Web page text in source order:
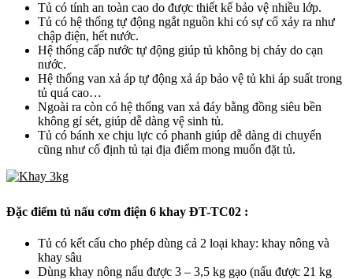
Tủ có tính an toàn cao do được thiết kế bảo vệ nhiều lớp.
Tủ có hệ thống tự động ngắt nguồn khi có sự cố xảy ra như
chập điện, hết nước.
Hệ thống cấp nước tự động giúp tủ không bị cháy do cạn
nước.
Hệ thống van xả áp tự động xả áp bảo vệ tủ khi áp suất trong
tủ quá cao…
Ngoài ra còn có hệ thống van xả đáy bằng đồng siêu bền
không gỉ sét, giúp dễ dàng vệ sinh tủ.
Tủ có bánh xe chịu lực có phanh giúp dễ dàng di chuyển
cũng như cố định tủ tại địa điểm mong muốn đặt tủ.
Đặc điểm tủ nấu cơm điện 6 khay ĐT-TC02 :
Tủ có kết cấu cho phép dùng cả 2 loại khay: khay nông và
khay sâu
Dùng khay nông nấu được 3 – 3,5 kg gạo (nấu được 21 kg